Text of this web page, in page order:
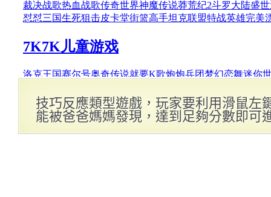
技巧反應類型遊戲，玩家要利用滑鼠左
能被爸爸媽媽發現，達到足夠分數即可